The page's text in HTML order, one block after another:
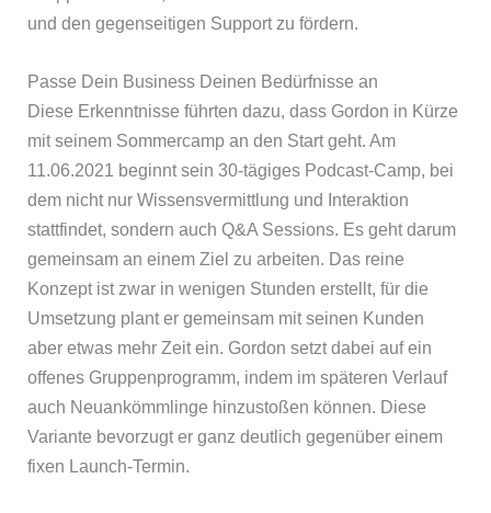
und den gegenseitigen Support zu fördern.
Passe Dein Business Deinen Bedürfnisse an
Diese Erkenntnisse führten dazu, dass Gordon in Kürze
mit seinem Sommercamp an den Start geht. Am
11.06.2021 beginnt sein 30-tägiges Podcast-Camp, bei
dem nicht nur Wissensvermittlung und Interaktion
stattfindet, sondern auch Q&A Sessions. Es geht darum
gemeinsam an einem Ziel zu arbeiten. Das reine
Konzept ist zwar in wenigen Stunden erstellt, für die
Umsetzung plant er gemeinsam mit seinen Kunden
aber etwas mehr Zeit ein. Gordon setzt dabei auf ein
offenes Gruppenprogramm, indem im späteren Verlauf
auch Neuankömmlinge hinzustoßen können. Diese
Variante bevorzugt er ganz deutlich gegenüber einem
fixen Launch-Termin.